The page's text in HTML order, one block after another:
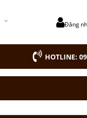
Đăng
HOTLINE: